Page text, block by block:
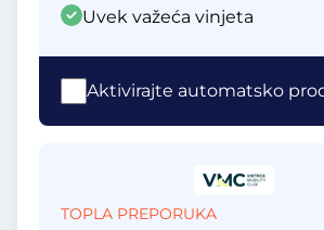
Uvek važeća vinjeta
Aktivirajte automatsko
TOPLA PREPORUKA